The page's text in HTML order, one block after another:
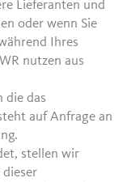
Lieferanten und
oder wenn Sie
Ihres
nutzen aus
die das
auf Anfrage an
stellen wir
dieser